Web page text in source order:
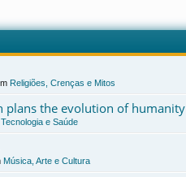
Religiões, Crenças e Mitos
plans the evolution of humanity
e Saúde
Música, Arte e Cultura